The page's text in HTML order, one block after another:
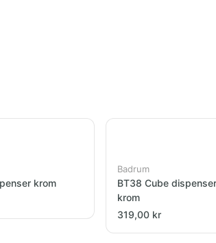
krom
Badrum
BT38 Cube
krom
319,00 kr